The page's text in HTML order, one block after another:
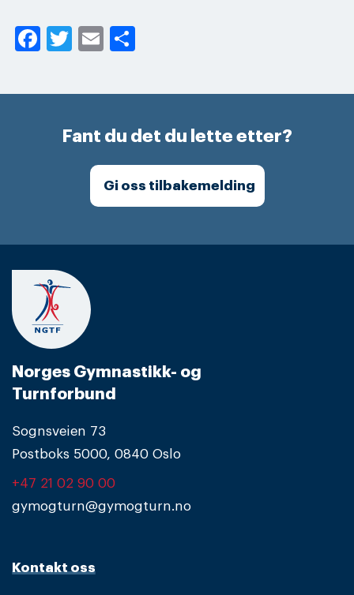
Facebook
Twitter
Email
Fant du det du lette etter?
Gi oss tilbakemelding
Norges Gymnastikk- og
Turnforbund
Sognsveien 73
Postboks 5000, 0840 Oslo
+47 21 02 90 00
gymogturn@gymogturn.no
Kontakt oss